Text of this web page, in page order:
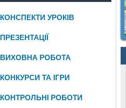
КОНСПЕКТИ УРОКІВ
ПРЕЗЕНТАЦІЇ
ВИХОВНА РОБОТА
КОНКУРСИ ТА ІГРИ
КОНТРОЛЬНІ РОБОТИ